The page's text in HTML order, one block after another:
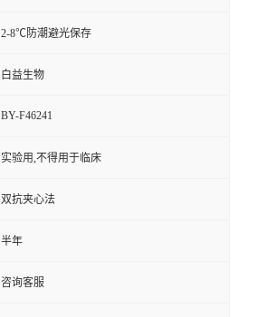
2-8℃防潮避光保存
白益生物
BY-F46241
实验用,不得用于临床
双抗夹心法
半年
咨询客服